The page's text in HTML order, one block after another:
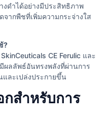
งดำได้อย่างมีประสิทธิภาพ
ากพืชที่เพิ่มความกระจ่างใส
?
CE Ferulic และ
ผลลัพธ์อันทรงพลังที่ผ่านการ
และเปล่งประกายขึ้น
สำหรับการ